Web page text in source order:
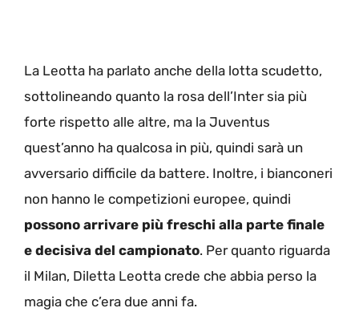
La Leotta ha parlato anche della lotta scudetto,
sottolineando quanto la rosa dell’Inter sia più
forte rispetto alle altre, ma la Juventus
quest’anno ha qualcosa in più, quindi sarà un
avversario difficile da battere. Inoltre, i bianconeri
non hanno le competizioni europee, quindi
possono arrivare più freschi alla parte finale
e decisiva del campionato. Per quanto riguarda
il Milan, Diletta Leotta crede che abbia perso la
magia che c’era due anni fa.